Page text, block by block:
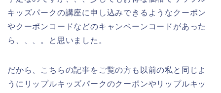
キッズパークの講座に申し込みできるようなクーポン
やクーポンコードなどのキャンペーンコードがあった
ら、、、。と思いました。
だから、こちらの記事をご覧の方も以前の私と同じよ
うにリップルキッズパークのクーポンやリップルキッ